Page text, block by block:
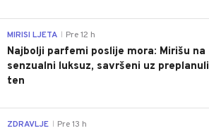
MIRISI LJETA Pre 12 h
Najbolji parfemi poslije mora: Mirišu na
senzualni luksuz, savršeni uz preplanuli
ten
ZDRAVLJE Pre 13 h